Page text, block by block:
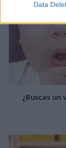
Data
¿Buscas